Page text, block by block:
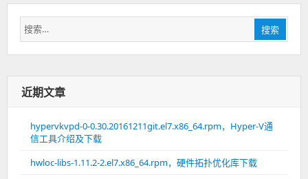
搜
索：
搜索
近期文章
hypervkvpd-0-0.30.20161211git.el7.x86_64.rpm，Hyper-V通
信工具介绍及下载
hwloc-libs-1.11.2-2.el7.x86_64.rpm，硬件拓扑优化库下载